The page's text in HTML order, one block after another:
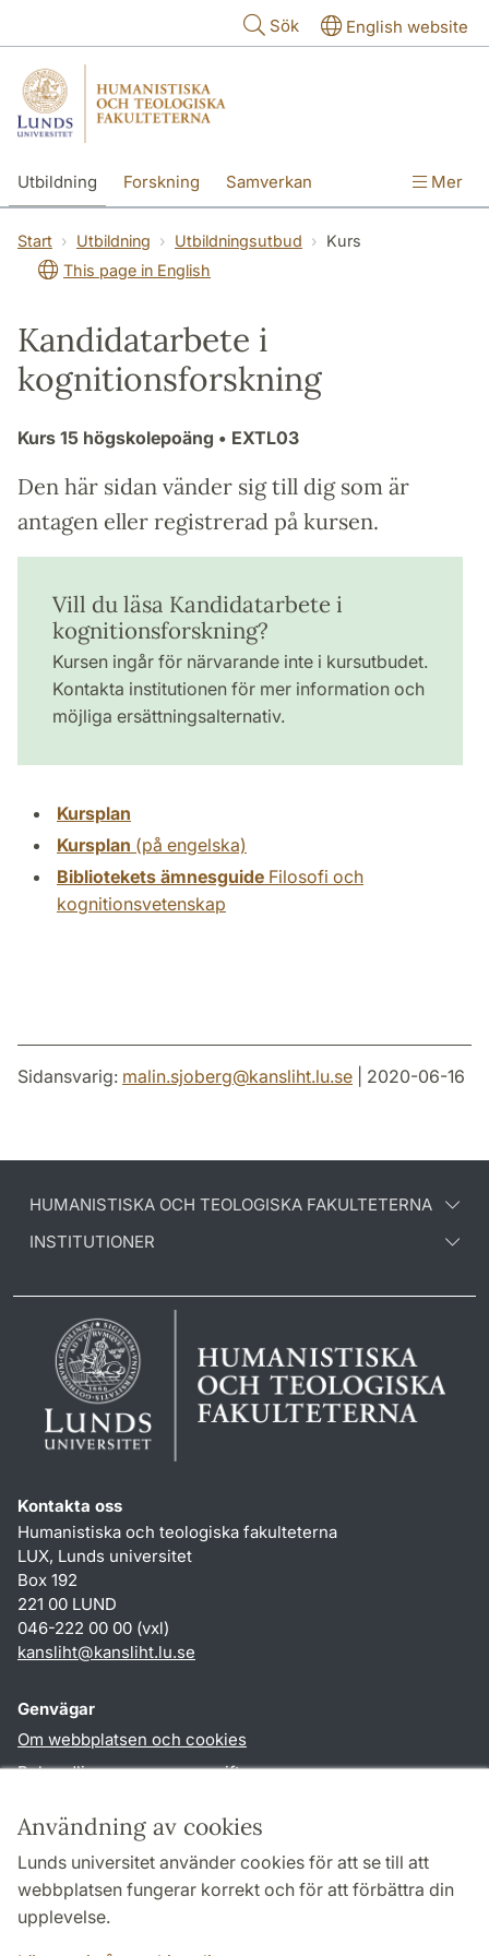
Användning av cookies
Lunds universitet använder cookies för att se till att
webbplatsen fungerar korrekt och för att förbättra din
upplevelse.
Sök English website
Utbildning Forskning Samverkan Mer
Start Utbildning Utbildningsutbud
Kurs
This page in English
Kandidatarbete i
kognitionsforskning
Kurs 15 högskolepoäng • EXTL03
Den här sidan vänder sig till dig som är
antagen eller registrerad på kursen.
Vill du läsa Kandidatarbete i
kognitionsforskning?
Kursen ingår för närvarande inte i kursutbudet.
Kontakta institutionen för mer information och
möjliga ersättningsalternativ.
Kursplan
Kursplan (på engelska)
Bibliotekets ämnesguide Filosofi och
kognitionsvetenskap
Sidansvarig: malin.sjoberg@kansliht.lu.se | 2020-06-16
HUMANISTISKA OCH TEOLOGISKA FAKULTETERNA
INSTITUTIONER
Kontakta oss
Humanistiska och teologiska fakulteterna
LUX, Lunds universitet
Box 192
221 00 LUND
046-222 00 00 (vxl)
kansliht@kansliht.lu.se
Genvägar
Om webbplatsen och cookies
Behandling av personuppgifter
TYPO3-login
Följ oss i sociala medier